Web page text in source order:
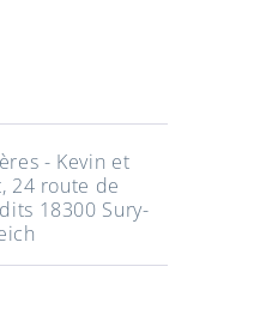
- Kevin et
24 route de
18300 Sury-